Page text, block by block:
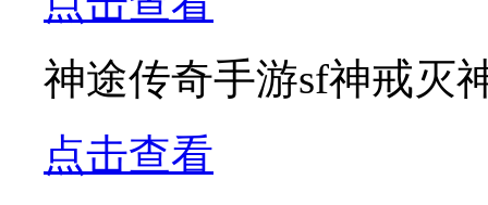
神途传奇手游sf神戒灭
点击查看